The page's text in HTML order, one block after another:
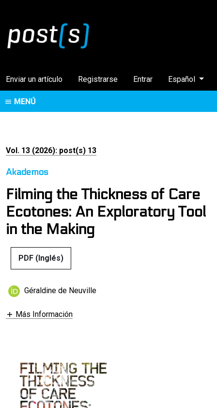
Enviar un artículo Registrarse Entrar Cambiar el
Español
MENÚ
Vol. 13 (2026): post(s) 13
Akademos
Filming the Thickness of Care
Ecotones: An Exploratory Tool
in the Making
PDF (Inglés)
Géraldine de Neuville
Más Información